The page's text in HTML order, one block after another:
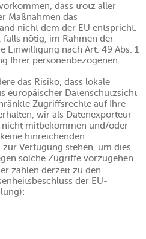
dass trotz aller
Maßnahmen das
nicht dem der EU entspricht.
falls nötig, im Rahmen der
Einwilligung nach Art. 49 Abs. 1
Ihrer personenbezogenen
das Risiko, dass lokale
europäischer Datenschutzsicht
Zugriffsrechte auf Ihre
wir als Datenexporteur
nicht mitbekommen und/oder
hinreichenden
Verfügung stehen, um dies
solche Zugriffe vorzugehen.
zählen derzeit zu den
der EU-